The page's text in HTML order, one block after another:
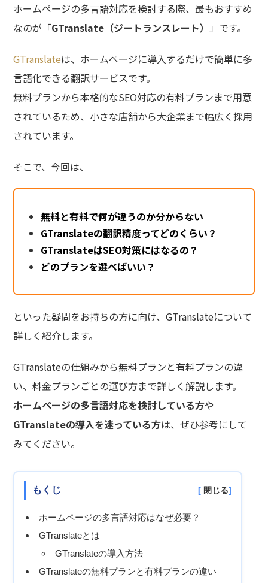
ホームページの多言語対応を検討する際、最もおすすめ
なのが「GTranslate（ジートランスレート） 」です。
GTranslateは、ホームページに導入するだけで簡単に多
言語化できる翻訳サービスです。
無料プランから本格的なSEO対応の有料プランまで用意
されているため、小さな店舗から大企業まで幅広く採用
されています。
そこで、今回は、
無料と有料で何が違うのか分からない
GTranslateの翻訳精度ってどのくらい？
GTranslateはSEO対策にはなるの？
どのプランを選べばいい？
といった疑問をお持ちの方に向け、GTranslateについて
詳しく紹介します。
GTranslateの仕組みから無料プランと有料プランの違
い、料金プランごとの選び方まで詳しく解説します。
ホームページの多言語対応を検討している方や
GTranslateの導入を迷っている方は、ぜひ参考にして
みてください。
もくじ [ 閉じる]
ホームページの多言語対応はなぜ必要？
GTranslateとは
GTranslateの導入方法
GTranslateの無料プランと有料プランの違い